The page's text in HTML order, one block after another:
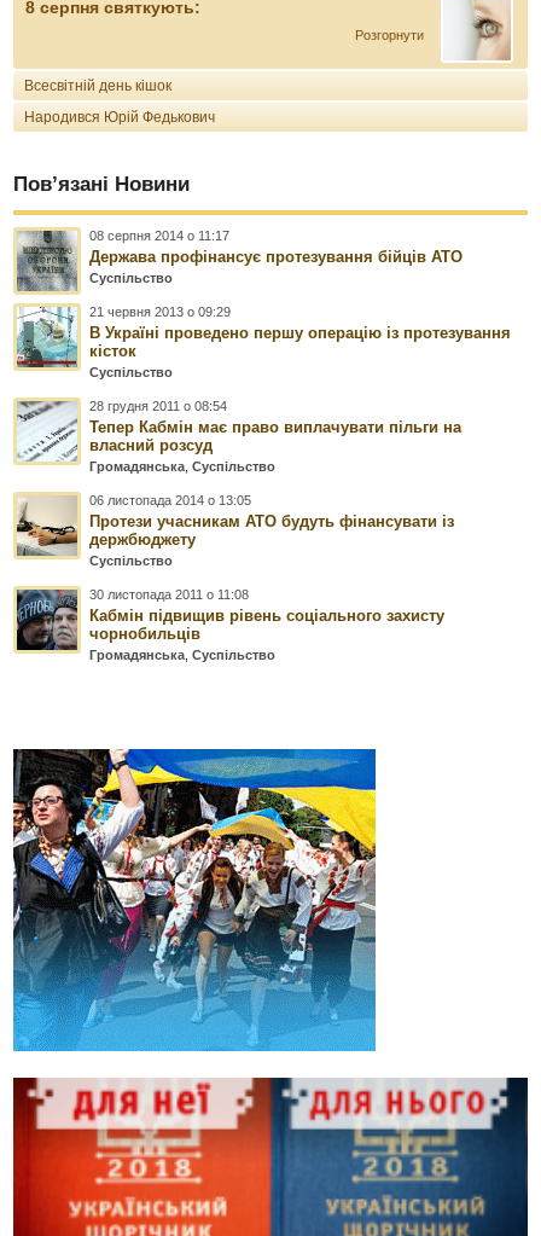
8 серпня святкують:
Розгорнути
Всесвітній день кішок
Народився Юрій Федькович
Пов’язані Новини
08 серпня 2014 о 11:17
Держава профінансує протезування бійців АТО
Суспільство
21 червня 2013 о 09:29
В Україні проведено першу операцію із протезування
кісток
Суспільство
28 грудня 2011 о 08:54
Тепер Кабмін має право виплачувати пільги на
власний розсуд
Громадянська ,Суспільство
06 листопада 2014 о 13:05
Протези учасникам АТО будуть фінансувати із
держбюджету
Суспільство
30 листопада 2011 о 11:08
Кабмін підвищив рівень соціального захисту
чорнобильців
Громадянська ,Суспільство